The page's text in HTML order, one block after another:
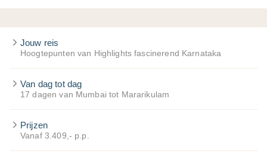
Jouw reis
Hoogtepunten van Highlights fascinerend Karnataka
Van dag tot dag
17 dagen van Mumbai tot Mararikulam
Prijzen
Vanaf 3.409,- p.p.